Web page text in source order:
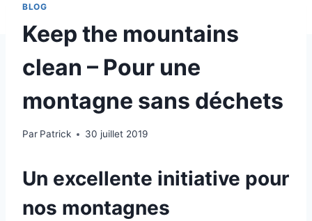
BLOG
Keep the mountains
clean – Pour une
montagne sans déchets
Par Patrick 30 juillet 2019
Un excellente initiative pour
nos montagnes